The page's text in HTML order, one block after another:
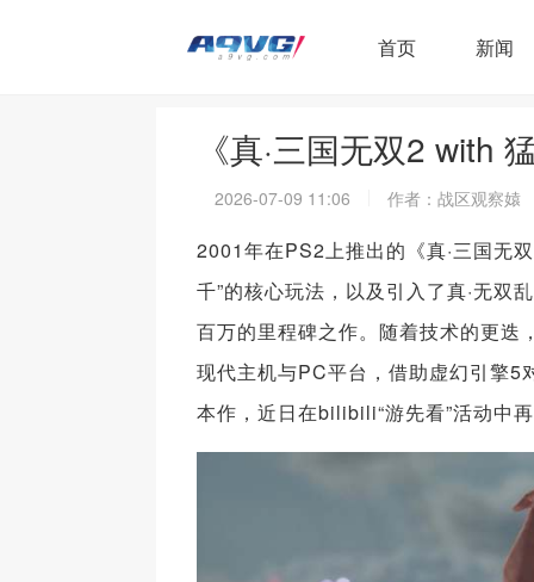
首页 新闻
《真·三国无双2 with
2026-07-09 11:06 作者：战区观察媴
2001年在PS2上推出的《真·三国无
千”的核心玩法，以及引入了真·无双
百万的里程碑之作。随着技术的更
现代主机与PC平台，借助虚幻引擎5
本作，近日在bilibili“游先看”活动中